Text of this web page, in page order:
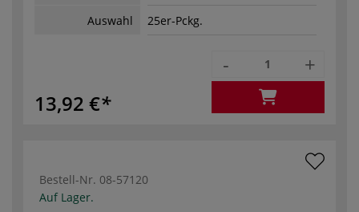
Auswahl
25er-Pckg.
13,92 €
- +
Bestell-Nr. 08-57120
Auf Lager.